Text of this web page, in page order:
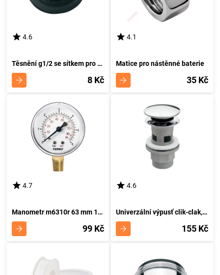
4.6
Těsnění g1/2 se sítkem pro sprchovou hadici
8 Kč
4.1
Matice pro nástěnné baterie
35 Kč
4.7
Manometr m6310r 63 mm 1/4” radiální 0-10 bar
99 Kč
4.6
Univerzální výpusť clik-clak, chrom s287pp-b
155 Kč